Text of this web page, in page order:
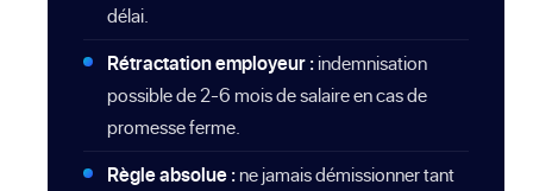
délai.
Rétractation employeur :indemnisation
possible de 2-6 mois de salaire en cas de
promesse ferme.
Règle absolue :ne jamais démissionner tant